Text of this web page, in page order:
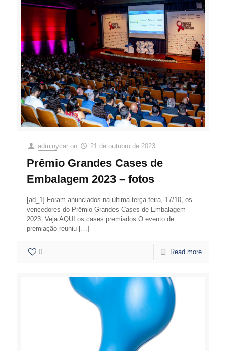
adminycar on 21 de outubro de 2023
Prêmio Grandes Cases de
Embalagem 2023 – fotos
[ad_1] Foram anunciados na última terça-feira, 17/10, os
vencedores do Prêmio Grandes Cases de Embalagem
2023. Veja AQUI os cases premiados O evento de
premiação reuniu […]
0 Read more